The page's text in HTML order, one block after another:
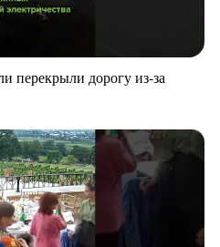
перекрыли дорогу из-за